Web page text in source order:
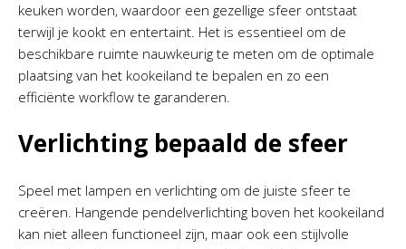
keuken worden, waardoor een gezellige sfeer ontstaat
terwijl je kookt en entertaint. Het is essentieel om de
beschikbare ruimte nauwkeurig te meten om de optimale
plaatsing van het kookeiland te bepalen en zo een
efficiënte workflow te garanderen.
Verlichting bepaald de sfeer
Speel met lampen en verlichting om de juiste sfeer te
creëren. Hangende pendelverlichting boven het kookeiland
kan niet alleen functioneel zijn, maar ook een stijlvolle